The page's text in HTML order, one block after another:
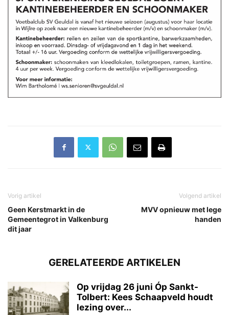
Vorig artikel
Geen Kerstmarkt in de
Gemeentegrot in Valkenburg
dit jaar
Volgend artikel
MVV opnieuw met lege
handen
GERELATEERDE ARTIKELEN
Op vrijdag 26 juni Óp Sankt-
Tolbert: Kees Schaapveld houdt
lezing over...